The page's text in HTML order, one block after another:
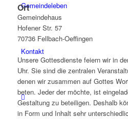
Gemeindeleben
Kontakt
Ort
Gemeindehaus
Hofener Str. 57
70736 Fellbach-Oeffingen
Unsere Gottesdienste feiern wir in
Uhr. Sie sind die zentralen
denen wir zusammen auf Gottes
beten. Jeder der möchte, ist
Gestaltung zu beteiligen. Deshalb
in Form und Inhalt sehr